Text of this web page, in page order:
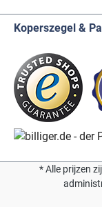
Koperszegel &
* Alle prijzen